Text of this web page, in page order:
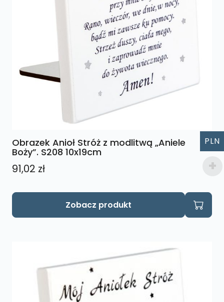
Obrazek Anioł Stróż z modlitwą „Aniele
Boży”. S208 10x19cm
91,02 zł
Zobacz produkt
PLN